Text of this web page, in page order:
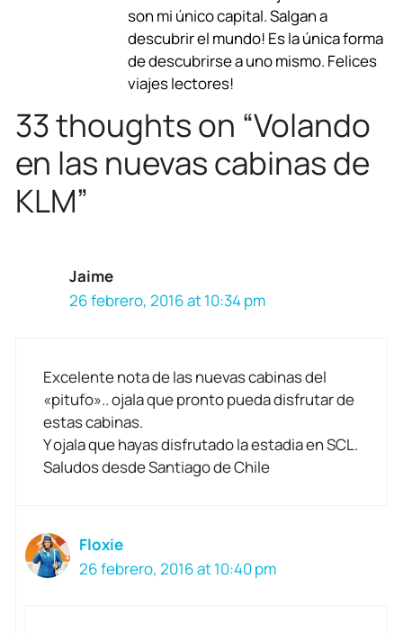
A
p
p
r
a
m
d
s
d
son mi único capital. Salgan a
descubrir el mundo! Es la única forma
de descubrirse a uno mismo. Felices
viajes lectores!
33 thoughts on “Volando
en las nuevas cabinas de
KLM”
Jaime
26 febrero, 2016 at 10:34 pm
Excelente nota de las nuevas cabinas del
«pitufo».. ojala que pronto pueda disfrutar de
estas cabinas.
Y ojala que hayas disfrutado la estadia en SCL.
Saludos desde Santiago de Chile
Floxie
26 febrero, 2016 at 10:40 pm